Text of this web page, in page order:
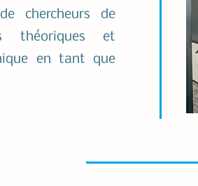
chercheurs de
théoriques et
en tant que